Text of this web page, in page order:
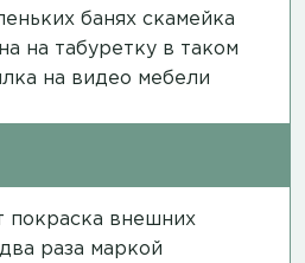
банях скамейка
на табуретку в таком
на видео мебели
покраска внешних
раза маркой